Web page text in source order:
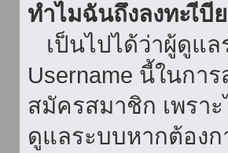
ทำไมฉันถึงลงทะเีบี
เป็นไปได้ว่าผู้ดูแล
Username นี้ในกา
สมัครสมาชิก เพรา
ดูแลระบบหากต้อง